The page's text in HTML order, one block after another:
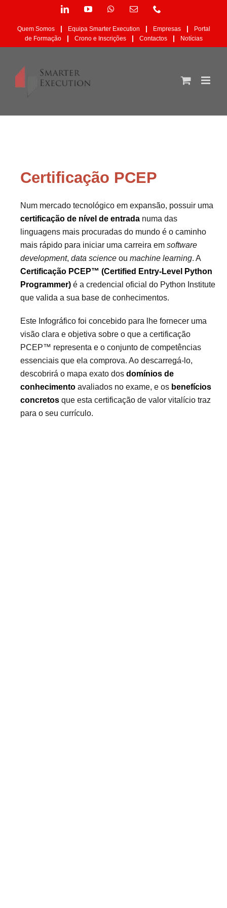
content
LinkedInYouTubeWhatsAppEmail
mas
não
publicado)
Quem Somos | Equipa Smarter Execution | Empresas |
Portal
de Formação
| Crono e Inscrições | Contactos | Notícias
Certificação PCEP
Num mercado tecnológico em expansão, possuir uma
certificação de nível de entrada numa das
linguagens mais procuradas do mundo é o caminho
mais rápido para iniciar uma carreira em software
development, data science ou machine learning. A
Certificação PCEP™ (Certified Entry-Level Python
Programmer) é a credencial oficial do Python Institute
que valida a sua base de conhecimentos.
Este Infográfico foi concebido para lhe fornecer uma
visão clara e objetiva sobre o que a certificação
PCEP™ representa e o conjunto de competências
essenciais que ela comprova. Ao descarregá-lo,
descobrirá o mapa exato dos domínios de
conhecimento avaliados no exame, e os benefícios
concretos que esta certificação de valor vitalício traz
para o seu currículo.